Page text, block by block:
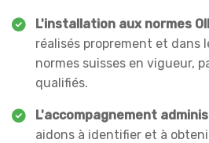
L'installation aux normes
réalisés proprement et dans
normes suisses en vigueur,
qualifiés.
L'accompagnement
aidons à identifier et à